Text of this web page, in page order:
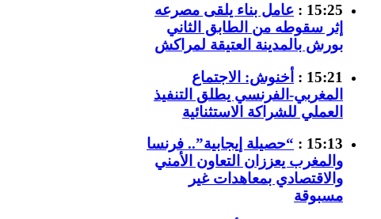
15:25 :
عامل بناء يلقى مصرعه
إثر سقوطه من الطابق الثاني
بورش بالمدينة العتيقة لمراكش
15:21 :
أخنوش: الاجتماع
المغربي-الفرنسي يطلق التنفيذ
العملي للشراكة الاستثنائية
15:13 :
“حصيلة إيجابية”.. فرنسا
والمغرب يعززان التعاون الأمني
والاقتصادي بمعاهدات غير
مسبوقة